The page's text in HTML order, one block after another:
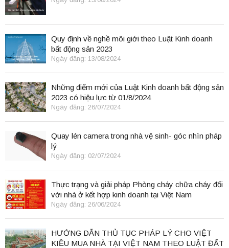
Quy định về nghề môi giới theo Luật Kinh doanh
bất động sản 2023
Ngày đăng: 13/08/2024
Những điểm mới của Luật Kinh doanh bất động sản
2023 có hiệu lực từ 01/8/2024
Ngày đăng: 26/07/2024
Quay lén camera trong nhà vệ sinh- góc nhìn pháp
lý
Ngày đăng: 02/07/2024
Thực trạng và giải pháp Phòng cháy chữa cháy đối
với nhà ở kết hợp kinh doanh tại Việt Nam
Ngày đăng: 26/06/2024
HƯỚNG DẪN THỦ TỤC PHÁP LÝ CHO VIỆT
KIỀU MUA NHÀ TẠI VIỆT NAM THEO LUẬT ĐẤT